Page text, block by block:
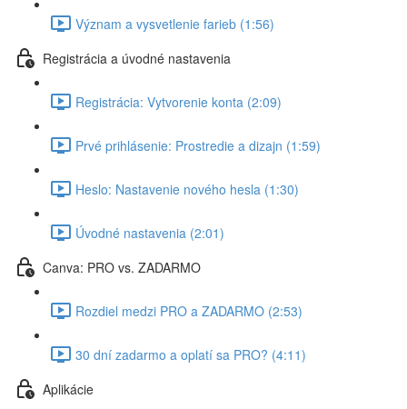
Význam a vysvetlenie farieb (1:56)
Registrácia a úvodné nastavenia
Registrácia: Vytvorenie konta (2:09)
Prvé prihlásenie: Prostredie a dizajn (1:59)
Heslo: Nastavenie nového hesla (1:30)
Úvodné nastavenia (2:01)
Canva: PRO vs. ZADARMO
Rozdiel medzi PRO a ZADARMO (2:53)
30 dní zadarmo a oplatí sa PRO? (4:11)
Aplikácie